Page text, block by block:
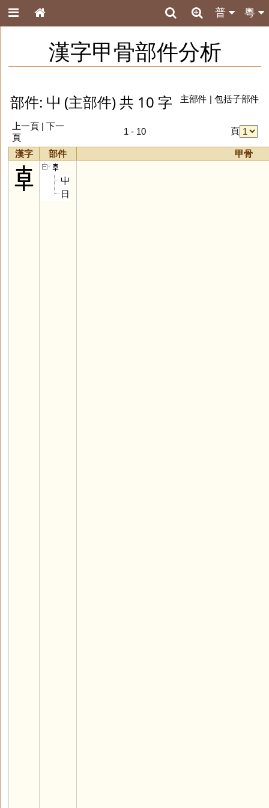
粵
普
漢字甲骨部件分析
部件: 屮 (主部件) 共 10 字 主部件 | 包括子部件
上一頁 | 下一
頁
1 - 10 頁
漢字 部件 甲骨
𠦝
𠦝
屮
日